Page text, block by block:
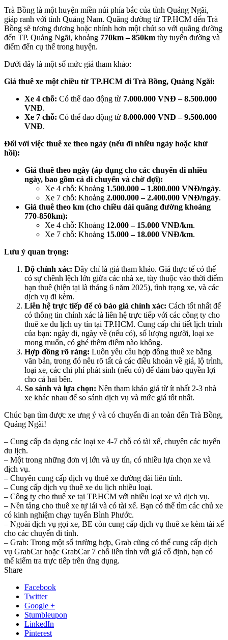
Trà Bồng là một huyện miền núi phía bắc của tỉnh Quảng Ngãi,
giáp ranh với tỉnh Quảng Nam. Quãng đường từ TP.HCM đến Trà
Bồng sẽ tương đương hoặc nhỉnh hơn một chút so với quãng đường
đến TP. Quảng Ngãi, khoảng 770km – 850km tùy tuyến đường và
điểm đến cụ thể trong huyện.
Dưới đây là một số mức giá tham khảo:
Giá thuê xe một chiều từ TP.HCM đi Trà Bồng, Quảng Ngãi:
Xe 4 chỗ: Có thể dao động từ 7.000.000 VNĐ – 8.500.000
VNĐ.
Xe 7 chỗ: Có thể dao động từ 8.000.000 VNĐ – 9.500.000
VNĐ.
Đối với việc thuê xe theo ngày (nếu đi nhiều ngày hoặc khứ
hồi):
Giá thuê theo ngày (áp dụng cho các chuyến đi nhiều
ngày, bao gồm cả di chuyển và chờ đợi):
Xe 4 chỗ: Khoảng 1.500.000 – 1.800.000 VNĐ/ngày.
Xe 7 chỗ: Khoảng 2.000.000 – 2.400.000 VNĐ/ngày.
Giá thuê theo km (cho chiều dài quãng đường khoảng
770-850km):
Xe 4 chỗ: Khoảng 12.000 – 15.000 VNĐ/km.
Xe 7 chỗ: Khoảng 15.000 – 18.000 VNĐ/km.
Lưu ý quan trọng:
Độ chính xác: Đây chỉ là giá tham khảo. Giá thực tế có thể
có sự chênh lệch lớn giữa các nhà xe, tùy thuộc vào thời điểm
bạn thuê (hiện tại là tháng 6 năm 2025), tình trạng xe, và các
dịch vụ đi kèm.
Liên hệ trực tiếp để có báo giá chính xác: Cách tốt nhất để
có thông tin chính xác là liên hệ trực tiếp với các công ty cho
thuê xe du lịch uy tín tại TP.HCM. Cung cấp chi tiết lịch trình
của bạn: ngày đi, ngày về (nếu có), số lượng người, loại xe
mong muốn, có ghé thêm điểm nào không.
Hợp đồng rõ ràng: Luôn yêu cầu hợp đồng thuê xe bằng
văn bản, trong đó nêu rõ tất cả các điều khoản về giá, lộ trình,
loại xe, các chi phí phát sinh (nếu có) để đảm bảo quyền lợi
cho cả hai bên.
So sánh và lựa chọn: Nên tham khảo giá từ ít nhất 2-3 nhà
xe khác nhau để so sánh dịch vụ và mức giá tốt nhất.
Chúc bạn tìm được xe ưng ý và có chuyến đi an toàn đến Trà Bồng,
Quảng Ngãi!
– Cung cấp đa dạng các loại xe 4-7 chỗ có tài xế, chuyên các tuyến
du lịch.
– Một trong những đơn vị lớn và uy tín, có nhiều lựa chọn xe và
dịch vụ.
– Chuyên cung cấp dịch vụ thuê xe đường dài liên tỉnh.
– Cung cấp dịch vụ thuê xe du lịch nhiều loại.
– Công ty cho thuê xe tại TP.HCM với nhiều loại xe và dịch vụ.
– Nền tảng cho thuê xe tự lái và có tài xế. Bạn có thể tìm các chủ xe
có kinh nghiệm chạy tuyến Bình Phước.
– Ngoài dịch vụ gọi xe, BE còn cung cấp dịch vụ thuê xe kèm tài xế
cho các chuyến đi tỉnh.
– Grab: Trong một số trường hợp, Grab cũng có thể cung cấp dịch
vụ GrabCar hoặc GrabCar 7 chỗ liên tỉnh với giá cố định, bạn có
thể kiểm tra trực tiếp trên ứng dụng.
Share
Facebook
Twitter
Google +
Stumbleupon
LinkedIn
Pinterest